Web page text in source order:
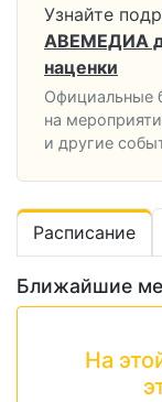
Узнайте
АВЕМЕДИА
наценки
Официальные
на
и другие
Расписание
Ближайшие
На